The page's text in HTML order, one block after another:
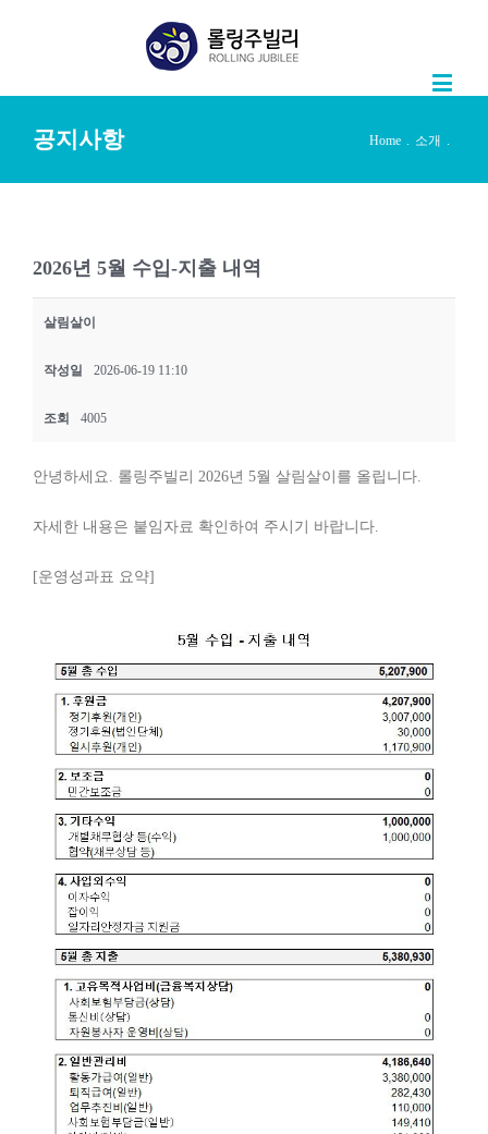
공지사항 Home 소개
2026년 5월 수입-지출 내역
살림살이
작성일 2026-06-19 11:10
조회 4005
안녕하세요. 롤링주빌리 2026년 5월 살림살이를 올립니다.
자세한 내용은 붙임자료 확인하여 주시기 바랍니다.
[운영성과표 요약]